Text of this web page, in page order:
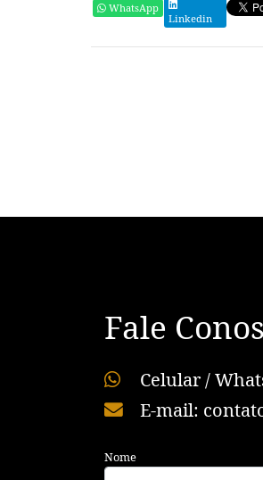
WhatsApp
Linkedin
Fale
Celular /
E-mail:
Nome